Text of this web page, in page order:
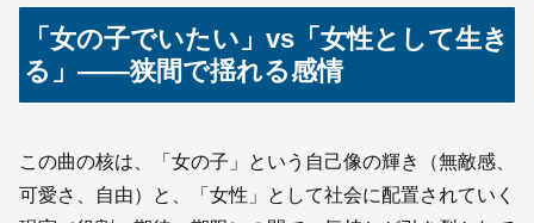
「女の子でいたい」vs「女性として生き
る」——狭間で揺れる感情
この曲の核は、「女の子」という自己像の輝き（無敵感、
可愛さ、自由）と、「女性」として社会に配置されていく